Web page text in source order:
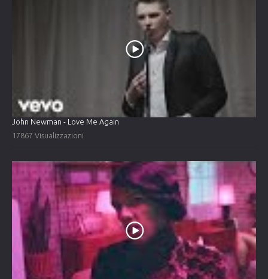
John Newman - Love Me Again
17867 Visualizzazioni